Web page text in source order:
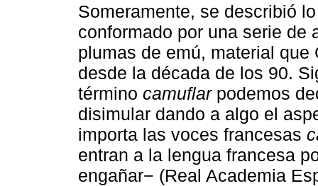
Someramente, se describió
conformado por una serie de
plumas de emú, material
desde la década de los 90.
término camuflarpodemos
disimular dando a algo el
importa las voces francesas
entran a la lengua francesa
engañar− (Real Academia